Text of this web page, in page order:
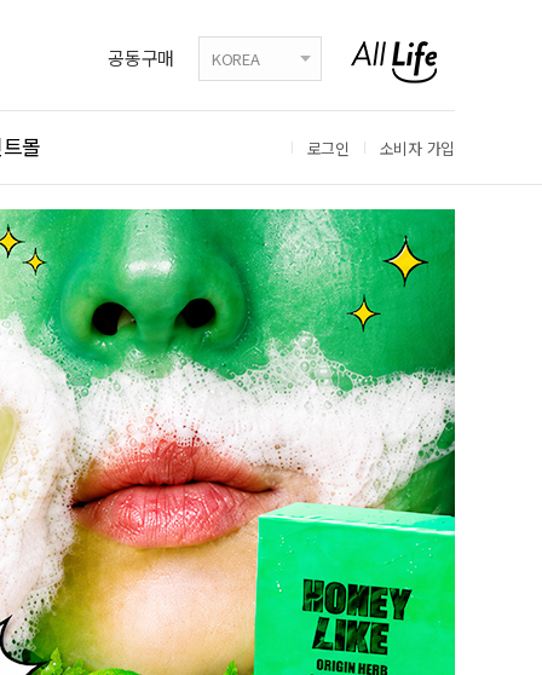
KOREA
공동구매
몰 로그인 소비자 가입